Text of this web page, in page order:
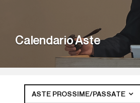
Calendario Aste
ASTE PROSSIME/PASSATE